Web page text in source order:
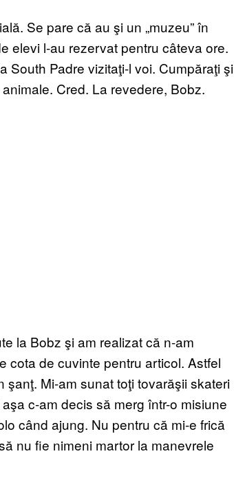
Se pare că au şi un „muzeu” în
elevi l-au rezervat pentru câteva ore.
South Padre vizitaţi-l voi. Cumpăraţi şi
Cred. La revedere, Bobz.
la Bobz şi am realizat că n-am
cota de cuvinte pentru articol. Astfel
Mi-am sunat toţi tovarăşii skateri
c-am decis să merg într-o misiune
când ajung. Nu pentru că mi-e frică
nu fie nimeni martor la manevrele